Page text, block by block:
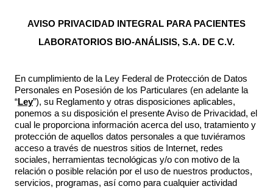
AVISO PRIVACIDAD INTEGRAL PARA PACIENTES
LABORATORIOS BIO-ANÁLISIS, S.A. DE C.V.
En cumplimiento de la Ley Federal de Protección de Datos
Personales en Posesión de los Particulares (en adelante la
“Ley”), su Reglamento y otras disposiciones aplicables,
ponemos a su disposición el presente Aviso de Privacidad, el
cual le proporciona información acerca del uso, tratamiento y
protección de aquellos datos personales a que tuviéramos
acceso a través de nuestros sitios de Internet, redes
sociales, herramientas tecnológicas y/o con motivo de la
relación o posible relación por el uso de nuestros productos,
servicios, programas, así como para cualquier actividad